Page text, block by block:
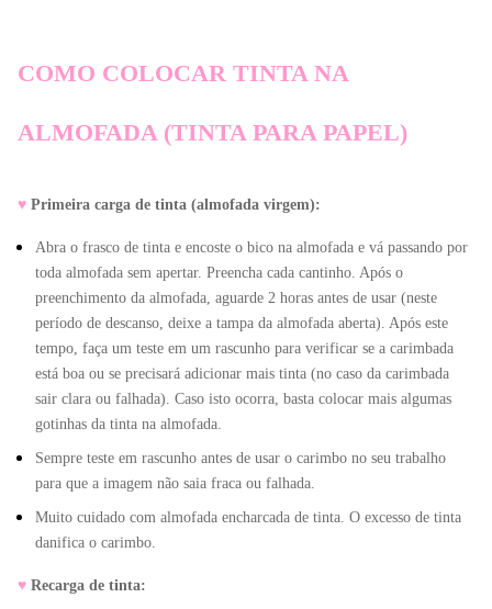
COMO COLOCAR TINTA NA
ALMOFADA (TINTA PARA PAPEL)
♥ Primeira carga de tinta (almofada virgem):
Abra o frasco de tinta e encoste o bico na almofada e vá passando por
toda almofada sem apertar. Preencha cada cantinho. Após o
preenchimento da almofada, aguarde 2 horas antes de usar (neste
período de descanso, deixe a tampa da almofada aberta). Após este
tempo, faça um teste em um rascunho para verificar se a carimbada
está boa ou se precisará adicionar mais tinta (no caso da carimbada
sair clara ou falhada). Caso isto ocorra, basta colocar mais algumas
gotinhas da tinta na almofada.
Sempre teste em rascunho antes de usar o carimbo no seu trabalho
para que a imagem não saia fraca ou falhada.
Muito cuidado com almofada encharcada de tinta. O excesso de tinta
danifica o carimbo.
♥ Recarga de tinta: